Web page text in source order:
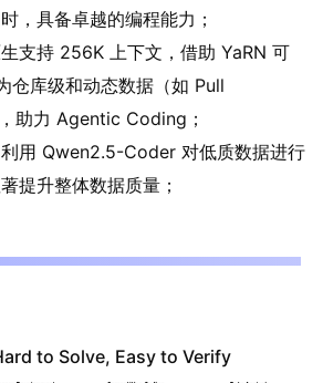
，具备卓越的编程能力；
生支持 256K 上下文，借助 YaRN 可
仓库级和动态数据（如 Pull
助力 Agentic Coding；
用 Qwen2.5-Coder 对低质数据进行
提升整体数据质量；
to Solve, Easy to Verify